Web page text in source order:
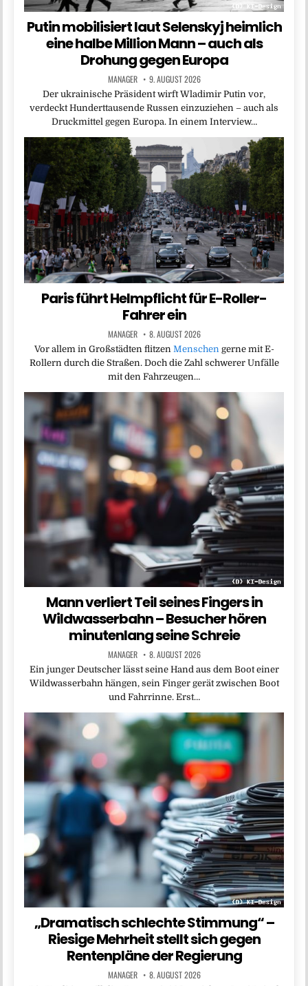
Putin mobilisiert laut Selenskyj heimlich
eine halbe Million Mann – auch als
Drohung gegen Europa
MANAGER 9. AUGUST 2026
Der ukrainische Präsident wirft Wladimir Putin vor,
verdeckt Hunderttausende Russen einzuziehen – auch als
Druckmittel gegen Europa. In einem Interview…
Paris führt Helmpflicht für E-Roller-
Fahrer ein
MANAGER 8. AUGUST 2026
Vor allem in Großstädten flitzen Menschengerne mit E-
Rollern durch die Straßen. Doch die Zahl schwerer Unfälle
mit den Fahrzeugen…
Mann verliert Teil seines Fingers in
Wildwasserbahn – Besucher hören
minutenlang seine Schreie
MANAGER 8. AUGUST 2026
Ein junger Deutscher lässt seine Hand aus dem Boot einer
Wildwasserbahn hängen, sein Finger gerät zwischen Boot
und Fahrrinne. Erst…
„Dramatisch schlechte Stimmung“ –
Riesige Mehrheit stellt sich gegen
Rentenpläne der Regierung
MANAGER 8. AUGUST 2026